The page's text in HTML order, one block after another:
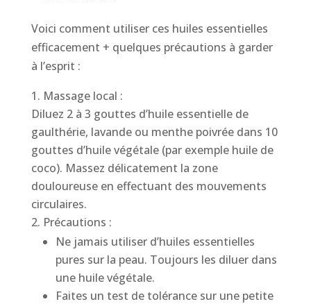
Voici comment utiliser ces huiles essentielles
efficacement + quelques précautions à garder
à l’esprit :
Massage local :
Diluez 2 à 3 gouttes d’huile essentielle de
gaulthérie, lavande ou menthe poivrée dans 10
gouttes d’huile végétale (par exemple huile de
coco). Massez délicatement la zone
douloureuse en effectuant des mouvements
circulaires.
Précautions :
Ne jamais utiliser d’huiles essentielles
pures sur la peau. Toujours les diluer dans
une huile végétale.
Faites un test de tolérance sur une petite